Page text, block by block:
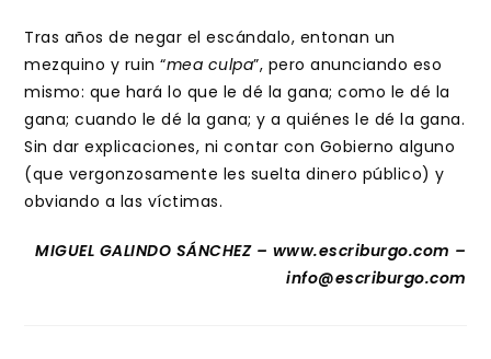
Tras años de negar el escándalo, entonan un
mezquino y ruin “mea culpa”, pero anunciando eso
mismo: que hará lo que le dé la gana; como le dé la
gana; cuando le dé la gana; y a quiénes le dé la gana.
Sin dar explicaciones, ni contar con Gobierno alguno
(que vergonzosamente les suelta dinero público) y
obviando a las víctimas.
MIGUEL GALINDO SÁNCHEZ – www.escriburgo.com –
info@escriburgo.com